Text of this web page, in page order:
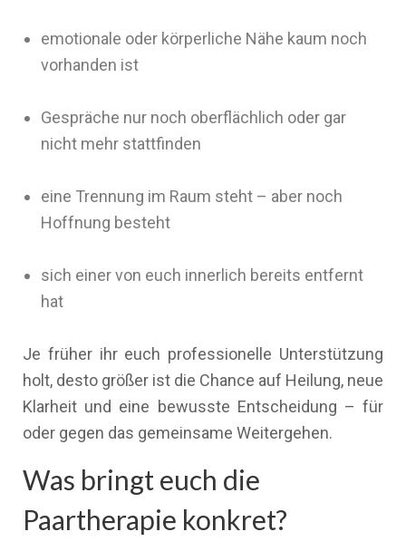
emotionale oder körperliche Nähe kaum noch
vorhanden ist
Gespräche nur noch oberflächlich oder gar
nicht mehr stattfinden
eine Trennung im Raum steht – aber noch
Hoffnung besteht
sich einer von euch innerlich bereits entfernt
hat
Je früher ihr euch professionelle Unterstützung
holt, desto größer ist die Chance auf Heilung, neue
Klarheit und eine bewusste Entscheidung – für
oder gegen das gemeinsame Weitergehen.
Was bringt euch die
Paartherapie konkret?